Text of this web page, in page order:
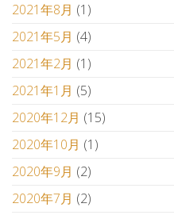
2021年8月 (1)
2021年5月 (4)
2021年2月 (1)
2021年1月 (5)
2020年12月 (15)
2020年10月 (1)
2020年9月 (2)
2020年7月 (2)